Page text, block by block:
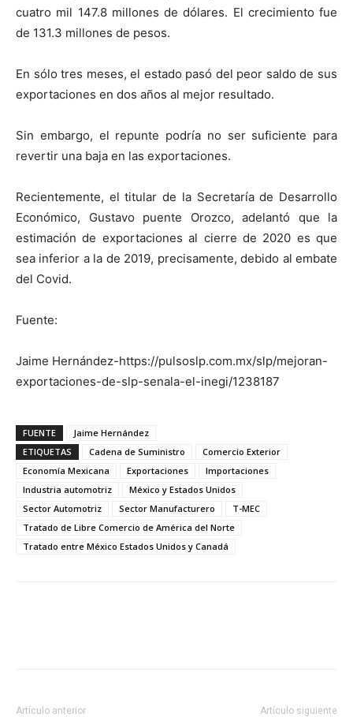
cuatro mil 147.8 millones de dólares. El crecimiento fue
de 131.3 millones de pesos.
En sólo tres meses, el estado pasó del peor saldo de sus
exportaciones en dos años al mejor resultado.
Sin embargo, el repunte podría no ser suficiente para
revertir una baja en las exportaciones.
Recientemente, el titular de la Secretaría de Desarrollo
Económico, Gustavo puente Orozco, adelantó que la
estimación de exportaciones al cierre de 2020 es que
sea inferior a la de 2019, precisamente, debido al embate
del Covid.
Fuente:
Jaime Hernández-https://pulsoslp.com.mx/slp/mejoran-
exportaciones-de-slp-senala-el-inegi/1238187
FUENTE
Jaime Hernández
ETIQUETAS
Cadena de Suministro
Comercio Exterior
Economía Mexicana
Exportaciones
Importaciones
Industria automotriz
México y Estados Unidos
Sector Automotriz
Sector Manufacturero
T-MEC
Tratado de Libre Comercio de América del Norte
Tratado entre México Estados Unidos y Canadá
Artículo anterior Artículo siguiente